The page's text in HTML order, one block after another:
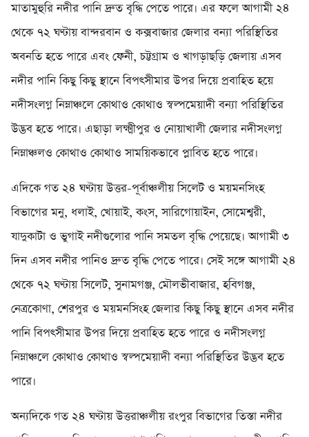
মাতামুহুরি নদীর পানি দ্রুত বৃদ্ধি পেতে পারে। এর ফলে আগামী ২৪
থেকে ৭২ ঘণ্টায় বান্দরবান ও কক্সবাজার জেলার বন্যা পরিস্থিতির
অবনতি হতে পারে এবং ফেনী, চট্টগ্রাম ও খাগড়াছড়ি জেলায় এসব
নদীর পানি কিছু কিছু স্থানে বিপৎসীমার উপর দিয়ে প্রবাহিত হয়ে
নদীসংলগ্ন নিম্নাঞ্চলে কোথাও কোথাও স্বল্পমেয়াদী বন্যা পরিস্থিতির
উদ্ভব হতে পারে। এছাড়া লক্ষ্মীপুর ও নোয়াখালী জেলার নদীসংলগ্ন
নিম্নাঞ্চলও কোথাও কোথাও সাময়িকভাবে প্লাবিত হতে পারে।
এদিকে গত ২৪ ঘণ্টায় উত্তর-পূর্বাঞ্চলীয় সিলেট ও ময়মনসিংহ
বিভাগের মনু, ধলাই, খোয়াই, কংস, সারিগোয়াইন, সোমেশ্বরী,
যাদুকাটা ও ভুগাই নদীগুলোর পানি সমতল বৃদ্ধি পেয়েছে। আগামী ৩
দিন এসব নদীর পানিও দ্রুত বৃদ্ধি পেতে পারে। সেই সঙ্গে আগামী ২৪
থেকে ৭২ ঘণ্টায় সিলেট, সুনামগঞ্জ, মৌলভীবাজার, হবিগঞ্জ,
নেত্রকোণা, শেরপুর ও ময়মনসিংহ জেলার কিছু কিছু স্থানে এসব নদীর
পানি বিপৎসীমার উপর দিয়ে প্রবাহিত হতে পারে ও নদীসংলগ্ন
নিম্নাঞ্চলে কোথাও কোথাও স্বল্পমেয়াদী বন্যা পরিস্থিতির উদ্ভব হতে
পারে।
অন্যদিকে গত ২৪ ঘণ্টায় উত্তরাঞ্চলীয় রংপুর বিভাগের তিস্তা নদীর